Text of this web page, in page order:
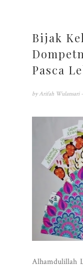
Bijak
Pasca
by Arifah Wulansari
Alhamdulillah